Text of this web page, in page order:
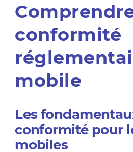
conformité
mobile
Les
conformité pour
mobiles